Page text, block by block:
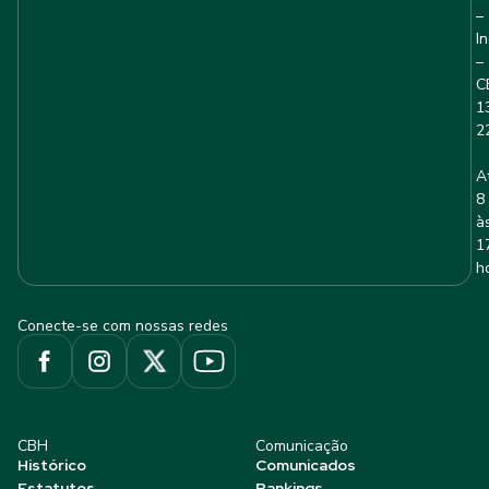
–
–
8
Conecte-se com nossas redes
CBH
Histórico
Comunicação
Comunicados